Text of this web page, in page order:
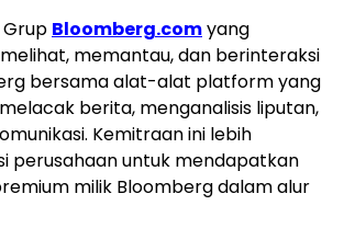
Grup Bloomberg.comyang
memantau, dan berinteraksi
bersama alat-alat platform yang
berita, menganalisis liputan,
Kemitraan ini lebih
perusahaan untuk mendapatkan
milik Bloomberg dalam alur